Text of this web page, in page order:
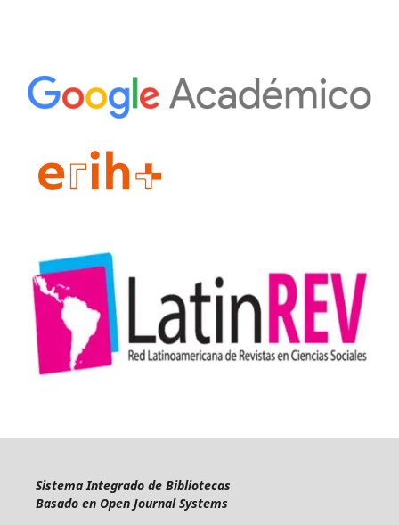
Sistema Integrado de Bibliotecas
Basado en Open Journal Systems